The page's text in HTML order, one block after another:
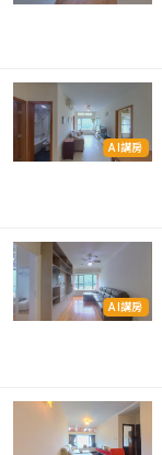
AI講房
AI講房